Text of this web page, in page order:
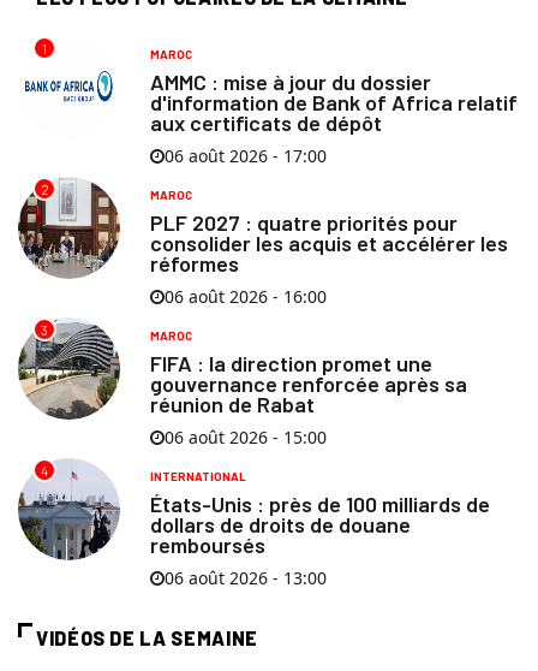
1 MAROC
AMMC : mise à jour du dossier
d'information de Bank of Africa relatif
aux certificats de dépôt
06 août 2026 - 17:00
2 MAROC
PLF 2027 : quatre priorités pour
consolider les acquis et accélérer les
réformes
06 août 2026 - 16:00
3 MAROC
FIFA : la direction promet une
gouvernance renforcée après sa
réunion de Rabat
06 août 2026 - 15:00
4 INTERNATIONAL
États-Unis : près de 100 milliards de
dollars de droits de douane
remboursés
06 août 2026 - 13:00
VIDÉOS DE LA SEMAINE